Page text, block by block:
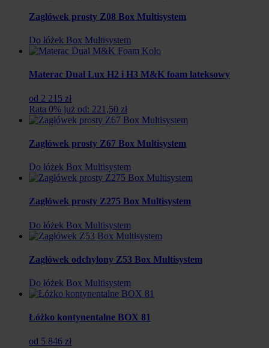
Zagłówek prosty Z08 Box Multisystem
Do łóżek Box Multisystem
Materac Dual Lux H2 i H3 M&K foam lateksowy
od 2 215 zł
Rata 0% już od: 221,50 zł
Zagłówek prosty Z67 Box Multisystem
Do łóżek Box Multisystem
Zagłówek prosty Z275 Box Multisystem
Do łóżek Box Multisystem
Zagłówek odchylony Z53 Box Multisystem
Do łóżek Box Multisystem
Łóżko kontynentalne BOX 81
od 5 846 zł